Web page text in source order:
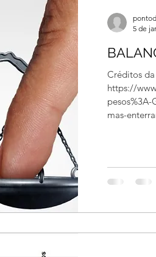
de vista envie seu texto
comentário poderá ser
5 de
Créditos
https://
mas-